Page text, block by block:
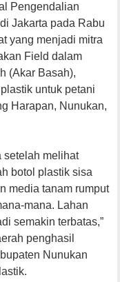
Pengendalian
Jakarta pada Rabu
yang menjadi mitra
Field dalam
(Akar Basah),
untuk petani
Harapan, Nunukan,
setelah melihat
botol plastik sisa
media tanam rumput
mana. Lahan
semakin terbatas,”
penghasil
Nunukan